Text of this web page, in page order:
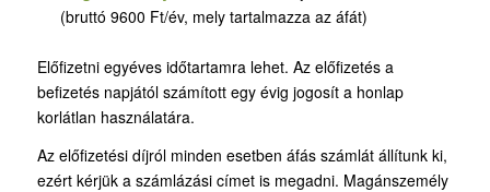
(bruttó 9600 Ft/év, mely tartalmazza az áfát)
Előfizetni egyéves időtartamra lehet. Az előfizetés a
befizetés napjától számított egy évig jogosít a honlap
korlátlan használatára.
Az előfizetési díjról minden esetben áfás számlát állítunk ki,
ezért kérjük a számlázási címet is megadni. Magánszemély